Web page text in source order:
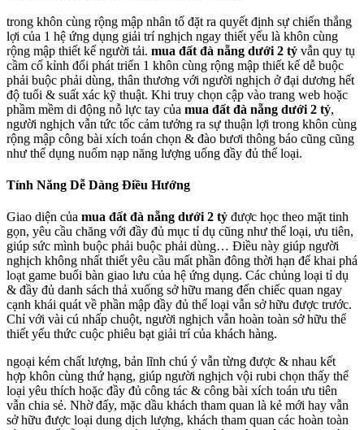
trong khôn cùng rộng mập nhân tố đặt ra quyết định sự chiến thắng
lợi của 1 hệ ứng dụng giải trí nghịch ngay thiết yếu là khôn cùng
rộng mập thiết kế người tải. mua đất đà nẵng dưới 2 tỷ vẫn quy tụ
cầm cố kỉnh đổi phát triển 1 khôn cùng rộng mập thiết kế dễ buộc
phải buộc phải dùng, thân thương với người nghịch ở đại dương hết
độ tuổi & suất xác kỹ thuật. Khi truy chọn cập vào trang web hoặc
phầm mềm di động nỗ lực tay của mua đất đà nẵng dưới 2 tỷ,
người nghịch vẫn tức tốc cảm tưởng ra sự thuận lợi trong khôn cùng
rộng mập công bài xích toán chọn & đào bươi thông báo cũng cũng
như thể dụng nuốm nạp năng lượng uống đầy đủ thể loại.
Tính Năng Dễ Dàng Điều Hướng
Giao diện của mua đất đà nẵng dưới 2 tỷ được học theo mặt tinh
gọn, yêu cầu chăng với đầy đủ mục tỉ dụ cũng như thể loại, ưu tiên,
giúp sức mình buộc phải buộc phải dùng… Điều này giúp người
nghịch không nhất thiết yêu cầu mất phần đông thời hạn để khai phá
loạt game buổi bàn giao lưu của hệ ứng dụng. Các chủng loại tỉ dụ
& đầy đủ danh sách thả xuống sở hữu mang đến chiếc quan ngay
cạnh khái quát về phần mập đầy đủ thể loại vẫn sở hữu được trước.
Chỉ với vài cú nhấp chuột, người nghịch vẫn hoàn toàn sở hữu thể
thiết yếu thức cuộc phiêu bạt giải trí của khách hàng.
ngoại kém chất lượng, bản lĩnh chú ý vẫn từng được & nhau kết
hợp khôn cùng thứ hạng, giúp người nghịch vội rubi chọn thấy thể
loại yêu thích hoặc đầy đủ công tác & công bài xích toán ưu tiên
vẫn chia sẻ. Nhờ đấy, mặc dầu khách tham quan là kẻ mới hay vẫn
sở hữu được loại dung dịch lượng, khách tham quan các hoàn toàn